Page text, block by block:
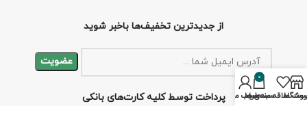
از جدیدترین تخفیف‌ها باخبر شوید
پرداخت توسط کلیه کارت‌های بانکی علاقه مندی ها
0
سبد خرید
حساب من